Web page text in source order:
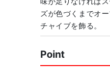
ズが色づくまでオー
チャイブを飾る。
Point